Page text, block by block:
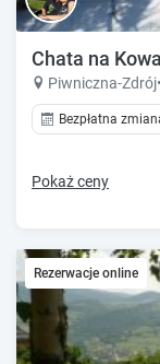
Chata na
Piwniczna-Zdrój•
Bezpłatna
Pokaż ceny
Rezerwacje online